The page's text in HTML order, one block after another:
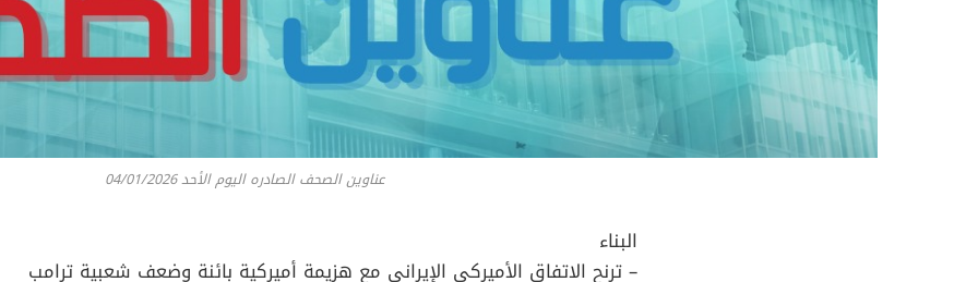
عناوين الصحف الصادره اليوم الأحد 04/01/2026
البناء
– ترنح الاتفاق الأميركي الإيراني مع هزيمة أميركية بائنة وضعف شعبية ترامب